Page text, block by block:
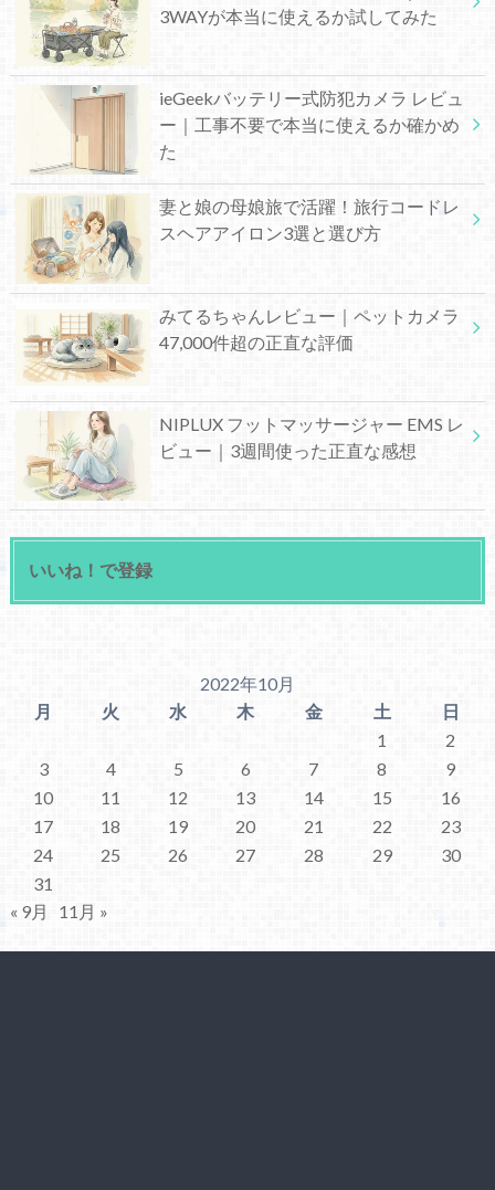
3WAYが本当に使えるか試してみた
ieGeekバッテリー式防犯カメラ レビュ
ー｜工事不要で本当に使えるか確かめ
た
妻と娘の母娘旅で活躍！旅行コードレ
スヘアアイロン3選と選び方
みてるちゃんレビュー｜ペットカメラ
47,000件超の正直な評価
NIPLUX フットマッサージャー EMS レ
ビュー｜3週間使った正直な感想
いいね！で登録
2022年10月
月
火 水 木 金 土
日
1
2
3
4 5 6 7 8
9
10
11 12 13 14 15
16
17
18 19 20 21 22
23
24
25 26 27 28 29
30
31
« 9月
11月 »